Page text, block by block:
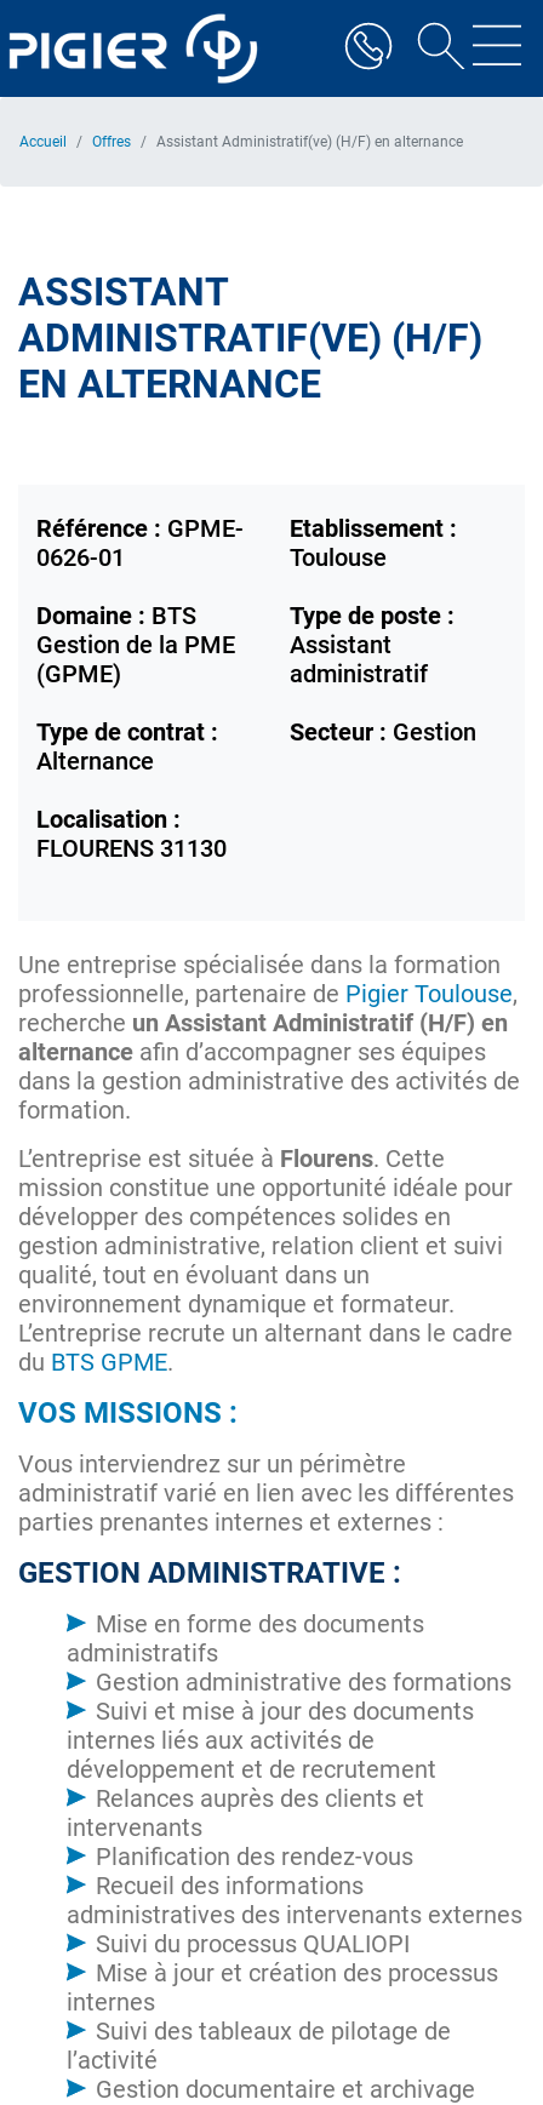
au
contenu
Accueil Offres Assistant Administratif(ve) (H/F) en alternance
ASSISTANT
ADMINISTRATIF(VE) (H/F)
EN ALTERNANCE
Référence : GPME-
0626-01
Etablissement :
Toulouse
Domaine : BTS
Gestion de la PME
(GPME)
Type de poste :
Assistant
administratif
Type de contrat :
Alternance
Secteur : Gestion
Localisation :
FLOURENS 31130
Une entreprise spécialisée dans la formation
professionnelle, partenaire de Pigier Toulouse,
recherche un Assistant Administratif (H/F) en
alternance afin d’accompagner ses équipes
dans la gestion administrative des activités de
formation.
L’entreprise est située à Flourens. Cette
mission constitue une opportunité idéale pour
développer des compétences solides en
gestion administrative, relation client et suivi
qualité, tout en évoluant dans un
environnement dynamique et formateur.
L’entreprise recrute un alternant dans le cadre
du BTS GPME.
VOS MISSIONS :
Vous interviendrez sur un périmètre
administratif varié en lien avec les différentes
parties prenantes internes et externes :
GESTION ADMINISTRATIVE :
Mise en forme des documents
administratifs
Gestion administrative des formations
Suivi et mise à jour des documents
internes liés aux activités de
développement et de recrutement
Relances auprès des clients et
intervenants
Planification des rendez-vous
Recueil des informations
administratives des intervenants externes
Suivi du processus QUALIOPI
Mise à jour et création des processus
internes
Suivi des tableaux de pilotage de
l’activité
Gestion documentaire et archivage